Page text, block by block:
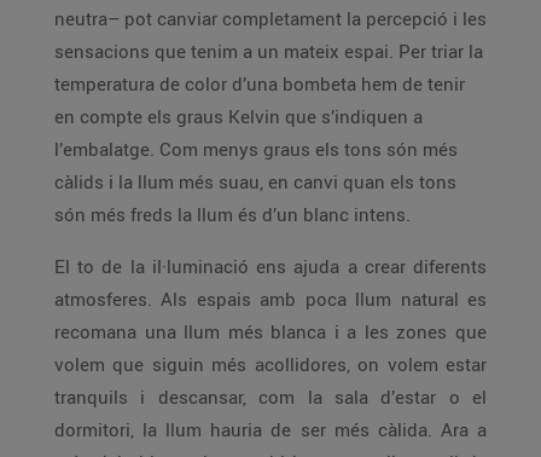
neutra– pot canviar completament la percepció i les
sensacions que tenim a un mateix espai. Per triar la
temperatura de color d’una bombeta hem de tenir
en compte els graus Kelvin que s’indiquen a
l’embalatge. Com menys graus els tons són més
càlids i la llum més suau, en canvi quan els tons
són més freds la llum és d’un blanc intens.
El to de la il·luminació ens ajuda a crear diferents
atmosferes. Als espais amb poca llum natural es
recomana una llum més blanca i a les zones que
volem que siguin més acollidores, on volem estar
tranquils i descansar, com la sala d’estar o el
dormitori, la llum hauria de ser més càlida. Ara a